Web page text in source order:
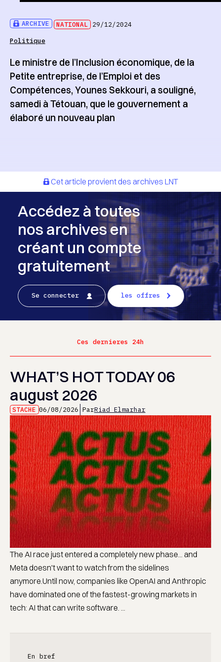
ARCHIVE NATIONAL 29/12/2024
Politique
Le ministre de l’Inclusion économique, de la
Petite entreprise, de l’Emploi et des
Compétences, Younes Sekkouri, a souligné,
samedi à Tétouan, que le gouvernement a
élaboré un nouveau plan
Cet article provient des archives LNT
Accédez à toutes
nos archives en
créant un compte
gratuitement
Se connecter les offres
Ces dernieres 24h
WHAT’S HOT TODAY 06
august 2026
STACHE 06/08/2026 ParRiad Elmarhar
The AI race just entered a completely new phase... and
Meta doesn't want to watch from the sidelines
anymore.Until now, companies like OpenAI and Anthropic
have dominated one of the fastest-growing markets in
tech: AI that can write software. ...
En bref